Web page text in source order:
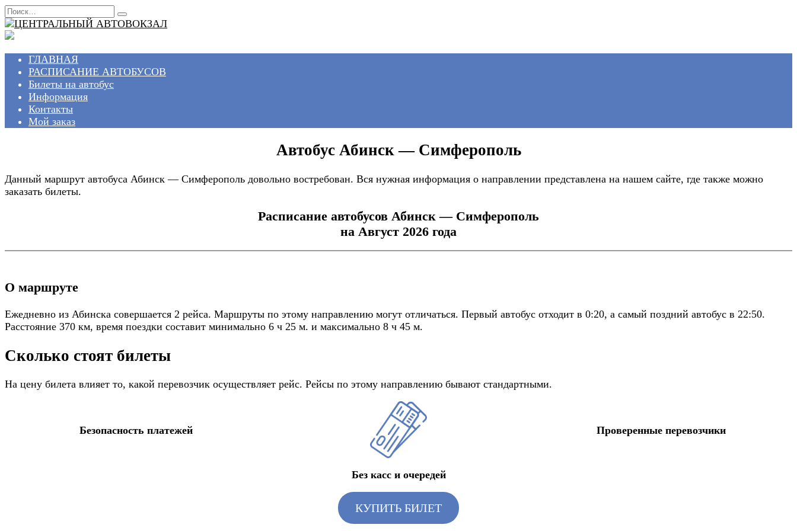
Перейти
к
содержанию
Search
for:
ГЛАВНАЯ
РАСПИСАНИЕ АВТОБУСОВ
Билеты на автобус
Информация
Контакты
Мой заказ
Автобус Абинск — Симферополь
Данный маршрут автобуса Абинск — Симферополь довольно востребован. Вся нужная информация о направлении представлена на нашем сайте, где также можно
заказать билеты.
Расписание автобусов Абинск — Симферополь
на Август 2026 года
О маршруте
Ежедневно из Абинска совершается 2 рейса. Маршруты по этому направлению могут отличаться. Первый автобус отходит в 0:20, а самый поздний автобус в 22:50.
Расстояние 370 км, время поездки составит минимально 6 ч 25 м. и максимально 8 ч 45 м.
Сколько стоят билеты
На цену билета влияет то, какой перевозчик осуществляет рейс. Рейсы по этому направлению бывают стандартными.
Безопасность платежей
Без касс и очередей
Проверенные перевозчики
КУПИТЬ БИЛЕТ